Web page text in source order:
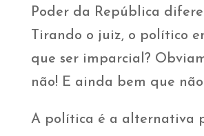
Poder da República
Tirando o juiz, o político
que ser imparcial?
não! E ainda bem que
A política é a alternativa